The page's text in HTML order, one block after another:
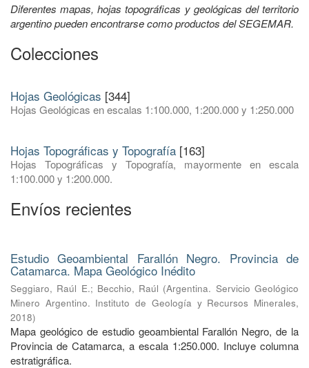
Diferentes mapas, hojas topográficas y geológicas del territorio
argentino pueden encontrarse como productos del SEGEMAR.
Colecciones
Hojas Geológicas [344]
Hojas Geológicas en escalas 1:100.000, 1:200.000 y 1:250.000
Hojas Topográficas y Topografía [163]
Hojas Topográficas y Topografía, mayormente en escala
1:100.000 y 1:200.000.
Envíos recientes
Estudio Geoambiental Farallón Negro. Provincia de
Catamarca. Mapa Geológico Inédito
Seggiaro, Raúl E.; Becchio, Raúl (Argentina. Servicio Geológico
Minero Argentino. Instituto de Geología y Recursos Minerales,
2018)
Mapa geológico de estudio geoambiental Farallón Negro, de la
Provincia de Catamarca, a escala 1:250.000. Incluye columna
estratigráfica.